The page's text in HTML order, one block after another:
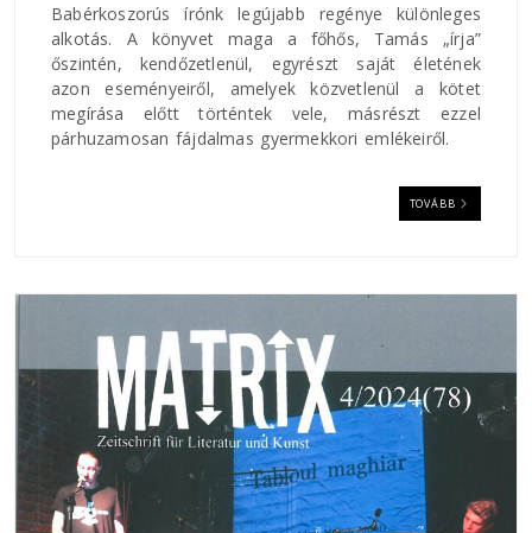
Babérkoszorús írónk legújabb regénye különleges
alkotás. A könyvet maga a főhős, Tamás „írja”
őszintén, kendőzetlenül, egyrészt saját életének
azon eseményeiről, amelyek közvetlenül a kötet
megírása előtt történtek vele, másrészt ezzel
párhuzamosan fájdalmas gyermekkori emlékeiről.
TOVÁBB